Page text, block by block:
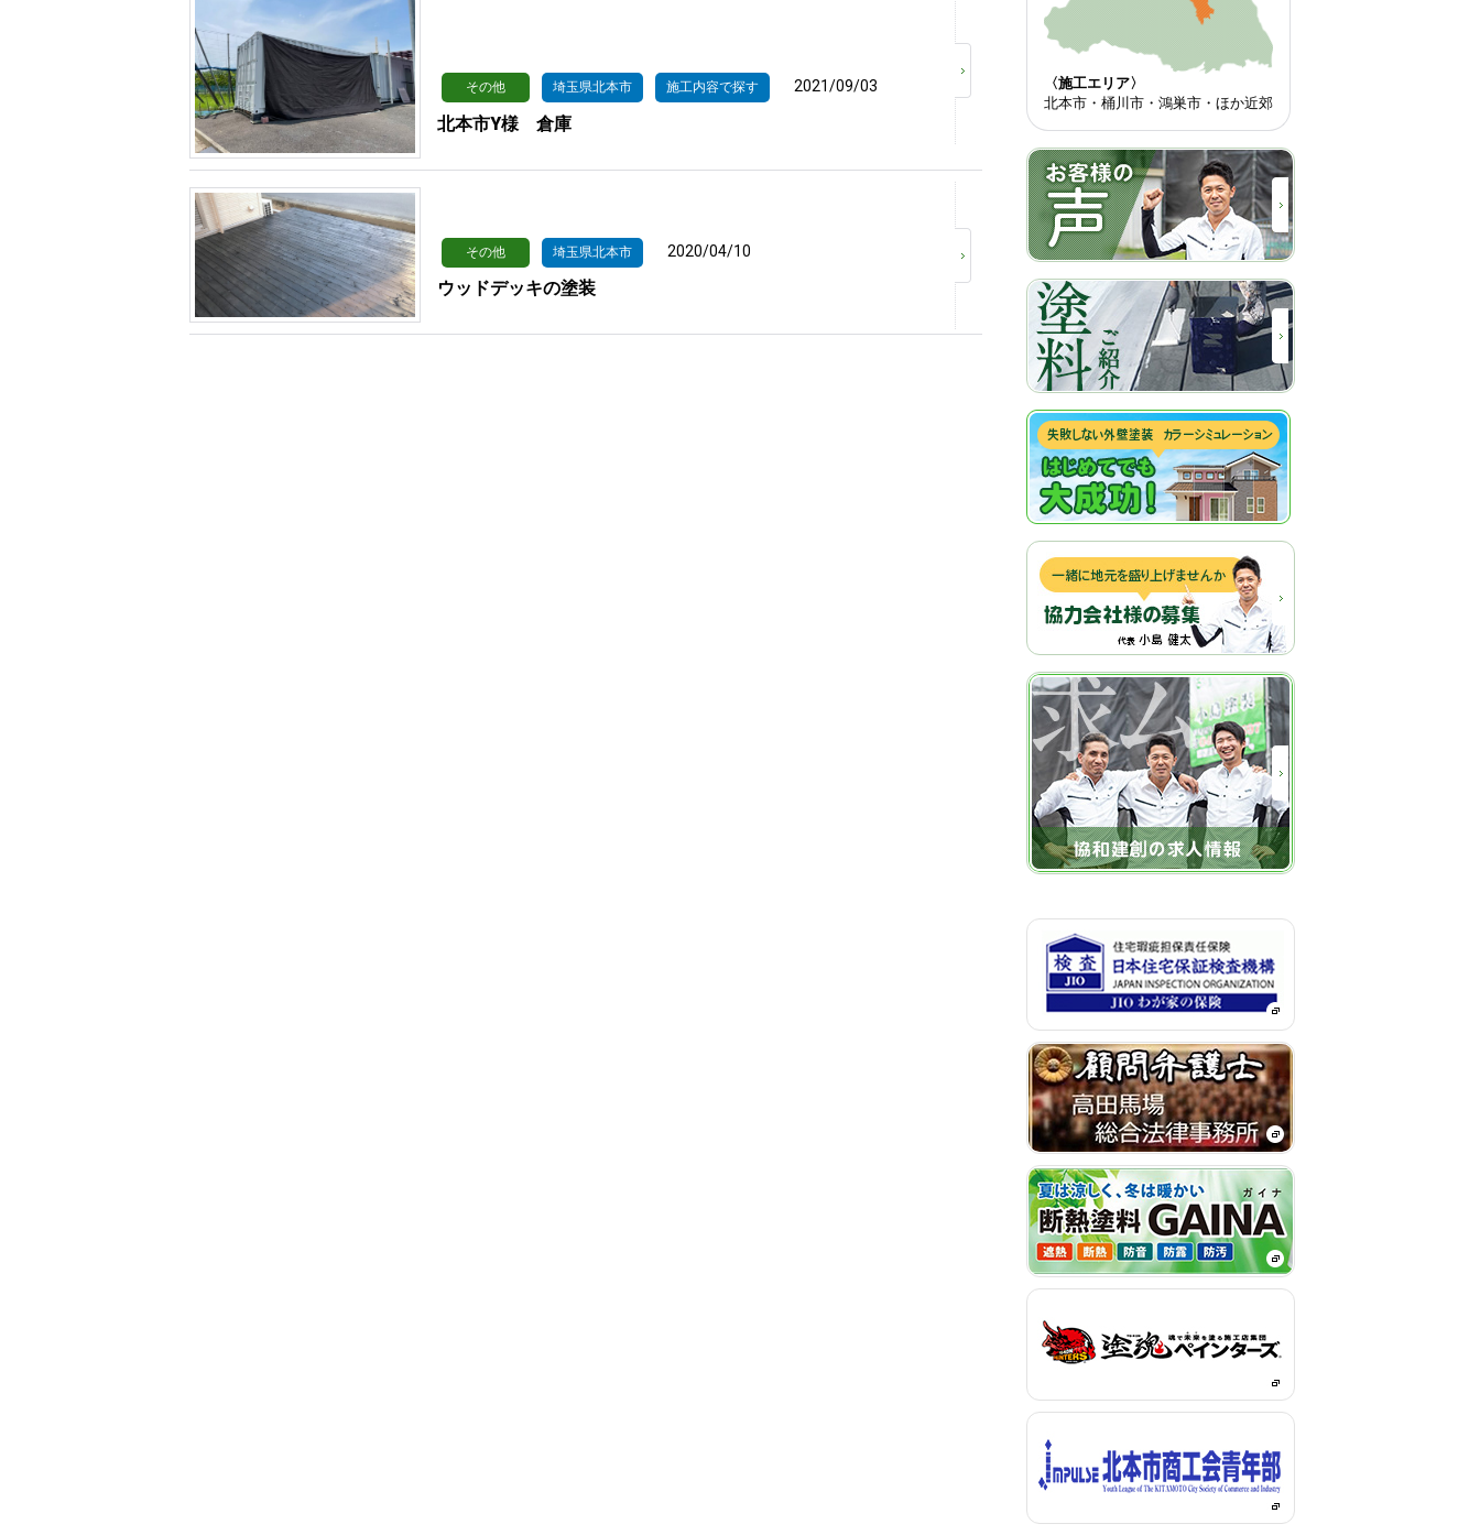
その他 埼玉県北本市 施工内容で探す 2021/09/03
北本市Y様 倉庫
その他 埼玉県北本市 2020/04/10
ウッドデッキの塗装
〈施工エリア〉
北本市・桶川市・鴻巣市・ほか近郊